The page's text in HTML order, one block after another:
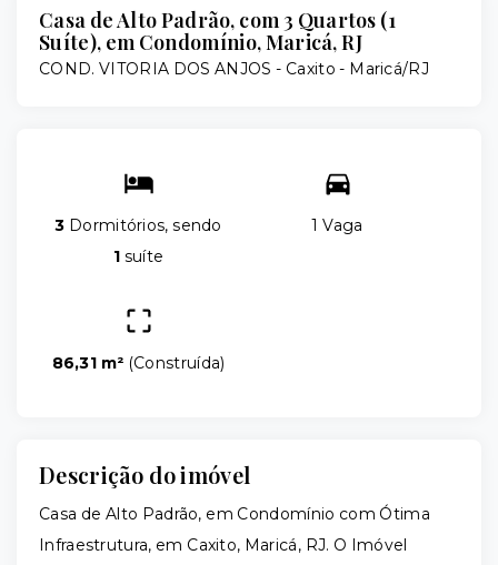
Casa de Alto Padrão, com 3 Quartos (1
Suíte), em Condomínio, Maricá, RJ
COND. VITORIA DOS ANJOS - Caxito - Maricá/RJ
3 Dormitórios, sendo
1 suíte
1 Vaga
86,31 m² (Construída)
Descrição do imóvel
Casa de Alto Padrão, em Condomínio com Ótima
Infraestrutura, em Caxito, Maricá, RJ. O Imóvel